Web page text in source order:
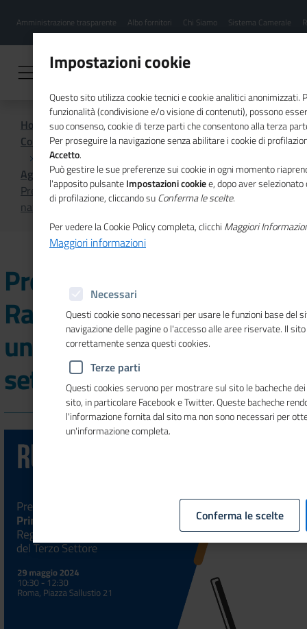
contenuto
Menu
hamburgher
Amministrazione trasparente Albo fornitori Chi Siamo Sistema Camerale
Home
Comunicazione istituzionale per il sistema camerale
Agenda
Presentazione del Primo Rapporto sul Registro unico
nazionale del terzo settore
Presentazione del Primo
Rapporto sul Registro
unico nazionale del terzo
settore
Impostazioni cookie
Questo sito utilizza cookie tecnici e cookie analitici anonimizzati.
funzionalità (condivisione e/o visione di contenuti), possono
suo consenso, cookie di terze parti che consentono alla terza
Per proseguire la navigazione senza abilitare i cookie di
Accetto.
Può gestire le sue preferenze sui cookie in ogni momento
l'apposito pulsanteImpostazioni cookiee, dopo aver
di profilazione, cliccando suConferma le scelte.
Per vedere la Cookie Policy completa, clicchi Maggiori
Maggiori informazioni
Necessari
Questi cookie sono necessari per usare le funzioni base del
navigazione delle pagine o l'accesso alle aree riservate. Il
correttamente senza questi cookies.
Terze parti
Questi cookies servono per mostrare sul sito le bacheche
sito, in particolare Facebook e Twitter. Queste bacheche
l'informazione fornita dal sito ma non sono necessari per
un'informazione completa.
Conferma le scelte